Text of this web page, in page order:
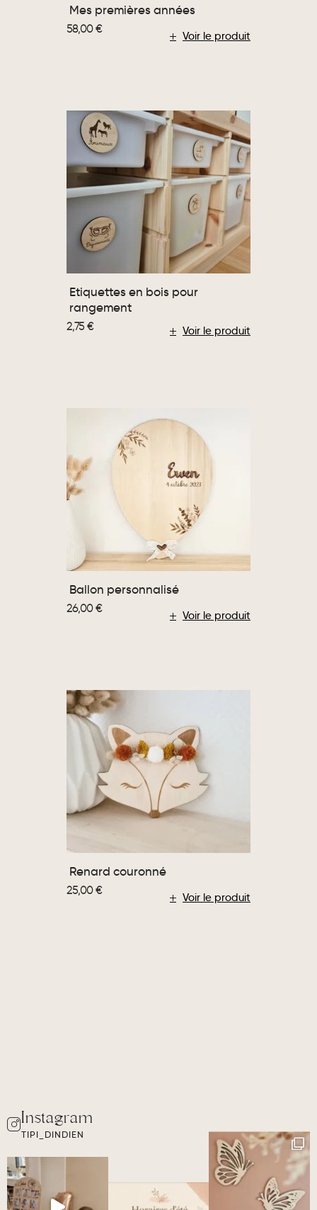
Voir le produit
Mes premières années
58,00€
Voir le produit
Etiquettes en bois pour
rangement
2,75 €
Voir le produit
Ballon personnalisé
26,00€
Voir le produit
Renard couronné
25,00€
TIPI_DINDIEN